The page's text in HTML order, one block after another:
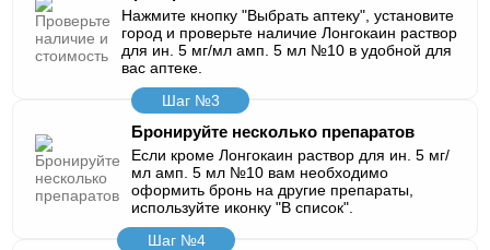
Нажмите кнопку "Выбрать аптеку", установите
город и проверьте наличие Лонгокаин раствор
для ин. 5 мг/мл амп. 5 мл №10 в удобной для
вас аптеке.
Шаг №3
Бронируйте несколько препаратов
Если кроме Лонгокаин раствор для ин. 5 мг/
мл амп. 5 мл №10 вам необходимо
оформить бронь на другие препараты,
используйте иконку "В список".
Шаг №4